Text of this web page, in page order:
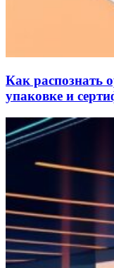
Как распознать
упаковке и